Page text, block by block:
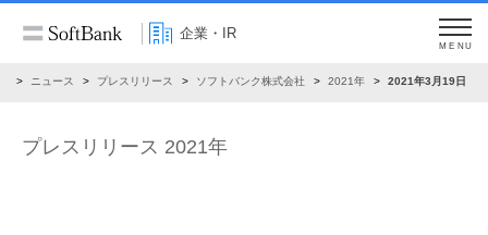
企業・IR
MENU
ニュース プレスリリース ソフトバンク株式会社 2021年 2021年3月19日
プレスリリース 2021年